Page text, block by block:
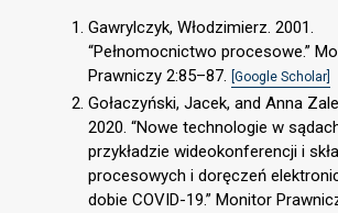
Gawrylczyk, Włodzimierz. 2001.
“Pełnomocnictwo procesowe.”
Prawniczy 2:85–87.
[Google Scholar]
Gołaczyński, Jacek, and Anna
2020. “Nowe technologie w
przykładzie wideokonferencji i
procesowych i doręczeń
dobie COVID-19.” Monitor